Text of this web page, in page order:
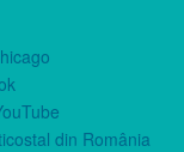
din România